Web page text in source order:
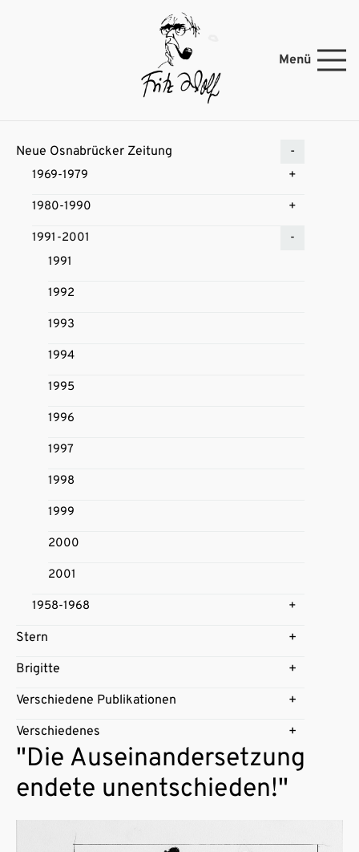
Menü
Neue Osnabrücker Zeitung
1969-1979
1980-1990
1991-2001
1991
1992
1993
1994
1995
1996
1997
1998
1999
2000
2001
1958-1968
Stern
Brigitte
Verschiedene Publikationen
Verschiedenes
"Die Auseinandersetzung
endete unentschieden!"